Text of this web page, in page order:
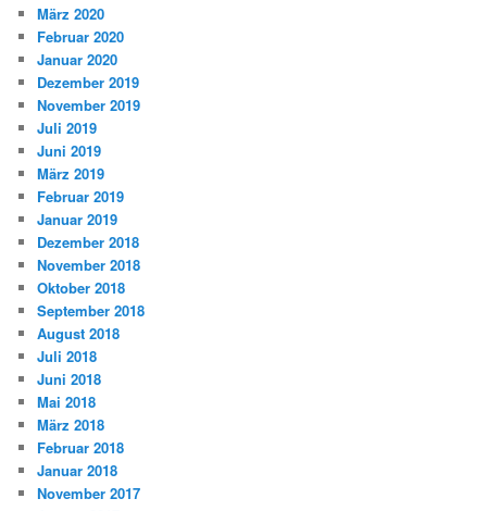
März 2020
Februar 2020
Januar 2020
Dezember 2019
November 2019
Juli 2019
Juni 2019
März 2019
Februar 2019
Januar 2019
Dezember 2018
November 2018
Oktober 2018
September 2018
August 2018
Juli 2018
Juni 2018
Mai 2018
März 2018
Februar 2018
Januar 2018
November 2017